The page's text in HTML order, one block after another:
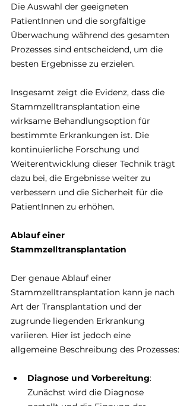
Die Auswahl der geeigneten
PatientInnen und die sorgfältige
Überwachung während des gesamten
Prozesses sind entscheidend, um die
besten Ergebnisse zu erzielen.
Insgesamt zeigt die Evidenz, dass die
Stammzelltransplantation eine
wirksame Behandlungsoption für
bestimmte Erkrankungen ist. Die
kontinuierliche Forschung und
Weiterentwicklung dieser Technik trägt
dazu bei, die Ergebnisse weiter zu
verbessern und die Sicherheit für die
PatientInnen zu erhöhen.
Ablauf einer
Stammzelltransplantation
Der genaue Ablauf einer
Stammzelltransplantation kann je nach
Art der Transplantation und der
zugrunde liegenden Erkrankung
variieren. Hier ist jedoch eine
allgemeine Beschreibung des Prozesses:
Diagnose und Vorbereitung:
Zunächst wird die Diagnose